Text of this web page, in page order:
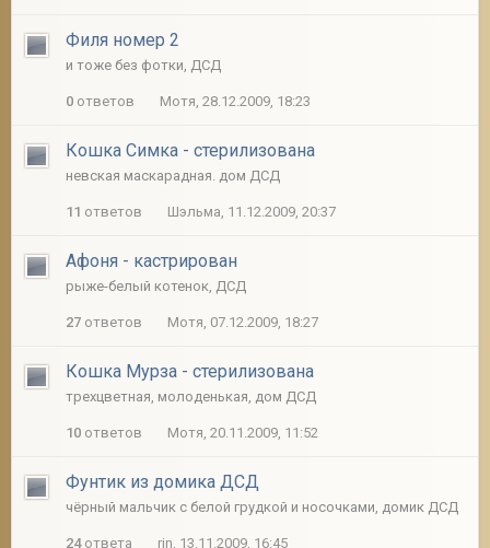
Филя номер 2
и тоже без фотки, ДСД
0 ответов Мотя, 28.12.2009, 18:23
Кошка Симка - стерилизована
невская маскарадная. дом ДСД
11 ответов Шэльма, 11.12.2009, 20:37
Афоня - кастрирован
рыже-белый котенок, ДСД
27 ответов Мотя, 07.12.2009, 18:27
Кошка Мурза - стерилизована
трехцветная, молоденькая, дом ДСД
10 ответов Мотя, 20.11.2009, 11:52
Фунтик из домика ДСД
чёрный мальчик с белой грудкой и носочками, домик ДСД
24ответа rin, 13.11.2009, 16:45